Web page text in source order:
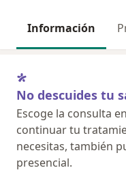
Información
No descuides tu
Escoge la consulta
continuar tu
necesitas, también
presencial.